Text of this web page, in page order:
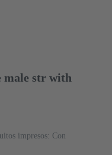
male str with
impresos: Con